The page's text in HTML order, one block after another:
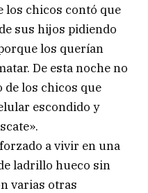
los chicos contó que
sus hijos pidiendo
los querían
De esta noche no
de los chicos que
escondido y
a vivir en una
ladrillo hueco sin
varias otras